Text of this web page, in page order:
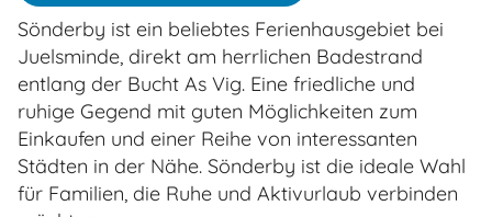
Sönderby ist ein beliebtes Ferienhausgebiet bei
Juelsminde, direkt am herrlichen Badestrand
entlang der Bucht As Vig. Eine friedliche und
ruhige Gegend mit guten Möglichkeiten zum
Einkaufen und einer Reihe von interessanten
Städten in der Nähe. Sönderby ist die ideale Wahl
für Familien, die Ruhe und Aktivurlaub verbinden